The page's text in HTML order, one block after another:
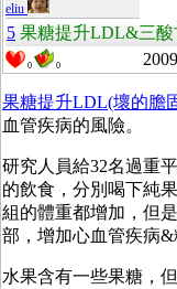
eliu
5 果糖提升LDL&三酸
0 0
果糖提升LDL(壞的膽
血管疾病的風險。
研究人員給32名過重
的飲食，分別喝下純
組的體重都增加，但
部，增加心血管疾病&
水果含有一些果糖，